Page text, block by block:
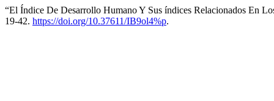
“El Índice De Desarrollo Humano Y Sus índices Relacionados En
19-42. https://doi.org/10.37611/IB9ol4%p.